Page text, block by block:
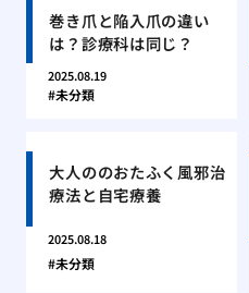
巻き爪と陥入爪の違い
は？診療科は同じ？
2025.08.19
未分類
大人ののおたふく風邪治
療法と自宅療養
2025.08.18
未分類